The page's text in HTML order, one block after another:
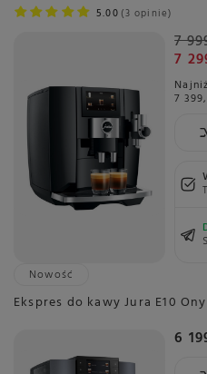
5.00 3 opinie
7
7
7
Nowość
Ekspres do kawy Jura E10
6